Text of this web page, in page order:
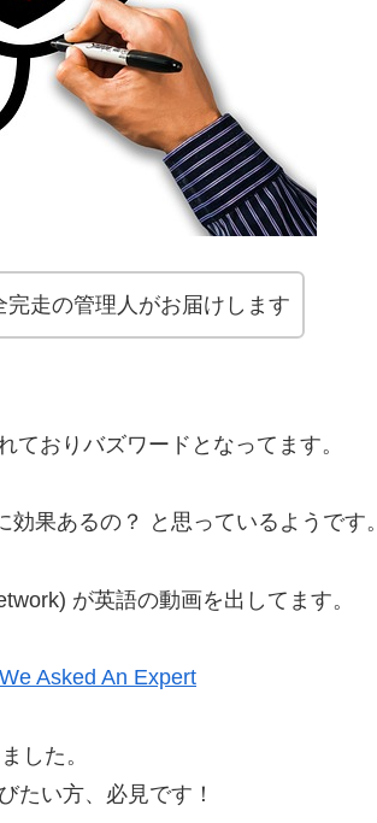
走の管理人がお届けします
ておりバズワードとなってます。
果あるの？ と思っているようです。
が英語の動画を出してます。
Asked An Expert
した。
たい方、必見です！